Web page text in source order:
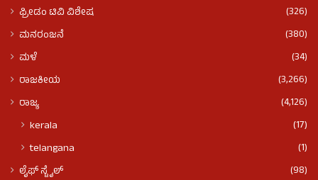
ಫ್ರೀಡಂ ಟಿವಿ ವಿಶೇಷ
(326)
ಮನರಂಜನೆ
(380)
ಮಳೆ
(34)
ರಾಜಕೀಯ
(3,266)
ರಾಜ್ಯ
(4,126)
kerala
(17)
telangana
(1)
ಲೈಫ್ ಸ್ಟೈಲ್ (98)